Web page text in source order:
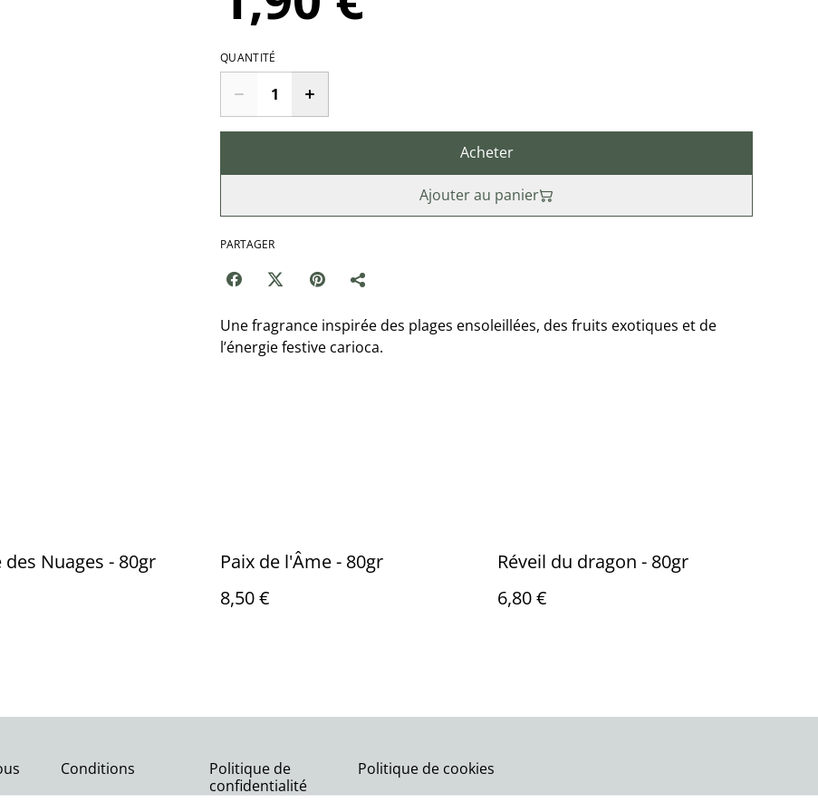
QUANTITÉ
Acheter
Ajouter au panier
PARTAGER
Une fragrance inspirée des plages ensoleillées, des fruits exotiques et de
l’énergie festive carioca.
des Nuages - 80gr
Paix de l'Âme - 80gr
8,50 €
Réveil du dragon - 80gr
6,80 €
Conditions
Politique de
confidentialité
Politique de cookies